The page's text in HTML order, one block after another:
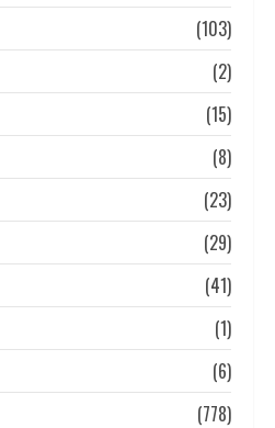
(103)
(2)
(15)
(8)
(23)
(29)
(41)
(1)
(6)
(778)